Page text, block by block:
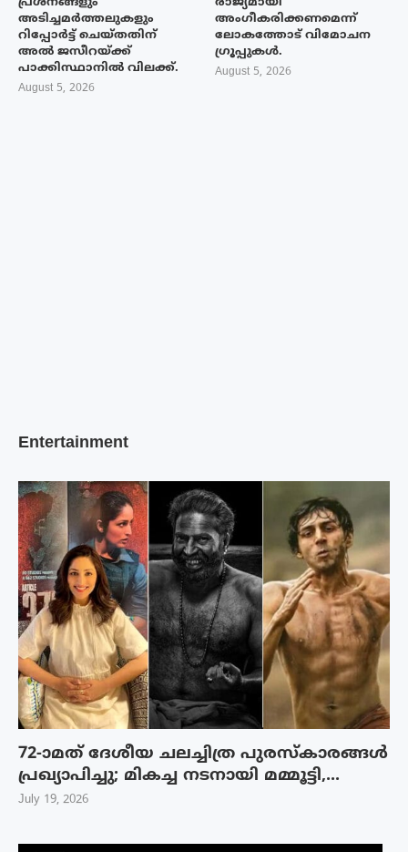
പ്രശ്നങ്ങളും
അടിച്ചമർത്തലുകളും
റിപ്പോർട്ട് ചെയ്തതിന്
അൽ ജസീറയ്‌ക്ക്
പാക്കിസ്ഥാനിൽ വിലക്ക്.
August 5, 2026
രാജ്യമായി
അംഗീകരിക്കണമെന്ന്
ലോകത്തോട് വിമോചന
ഗ്രൂപ്പുകൾ.
August 5, 2026
Entertainment
72-ാമത് ദേശീയ ചലച്ചിത്ര പുരസ്‌കാരങ്ങള്‍
പ്രഖ്യാപിച്ചു; മികച്ച നടനായി മമ്മൂട്ടി,...
July 19, 2026